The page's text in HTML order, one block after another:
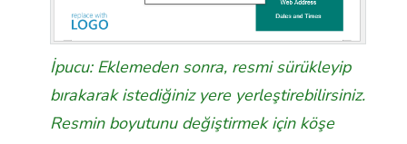
İpucu: Eklemeden sonra, resmi sürükleyip
bırakarak istediğiniz yere yerleştirebilirsiniz.
Resmin boyutunu değiştirmek için köşe